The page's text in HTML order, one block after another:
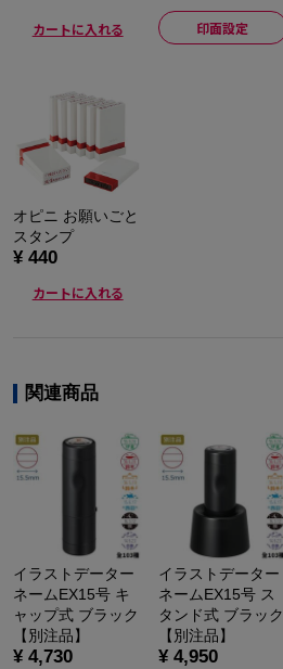
カートに入れる 印面設定
オピニ お願いごと
スタンプ
¥ 440
カートに入れる
関連商品
イラストデーター
ネームEX15号 キ
ャップ式 ブラック
【別注品】
¥ 4,730
イラストデーター
ネームEX15号 ス
タンド式 ブラック
【別注品】
¥ 4,950